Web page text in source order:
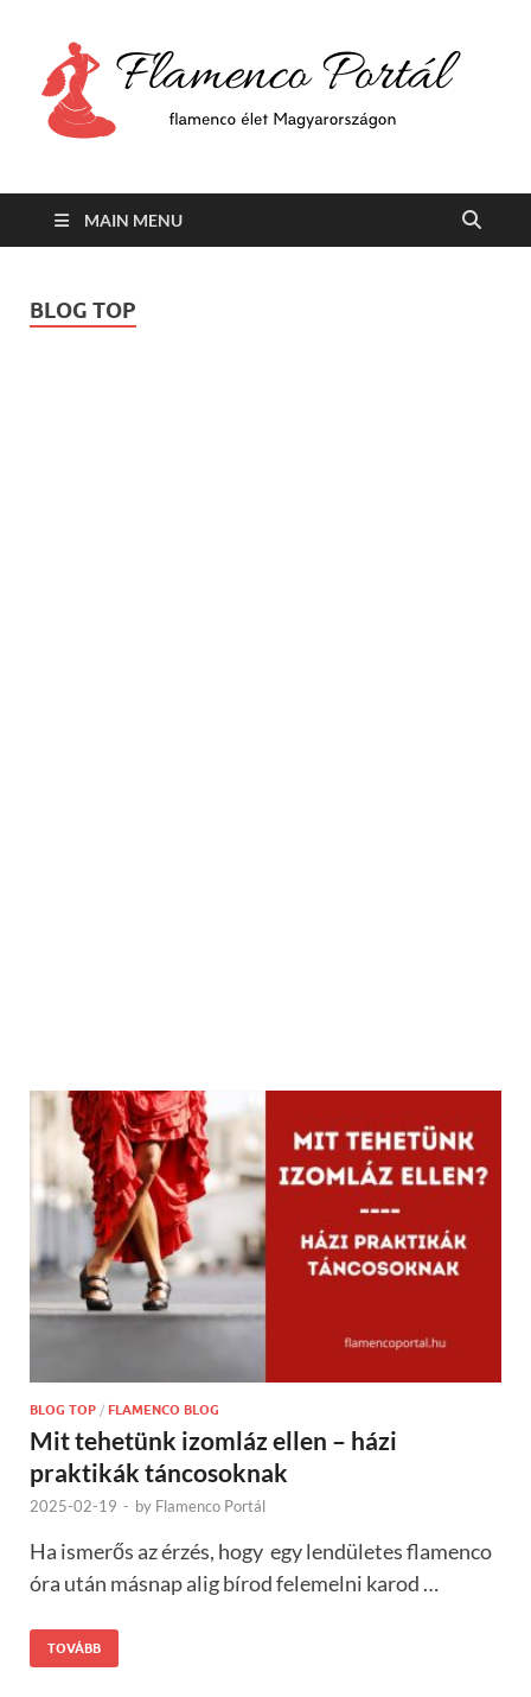
MAIN MENU
BLOG TOP
BLOG TOP / FLAMENCO BLOG
Mit tehetünk izomláz ellen – házi
praktikák táncosoknak
2025-02-19 - by Flamenco Portál
Ha ismerős az érzés, hogy egy lendületes flamenco
óra után másnap alig bírod felemelni karod …
TOVÁBB